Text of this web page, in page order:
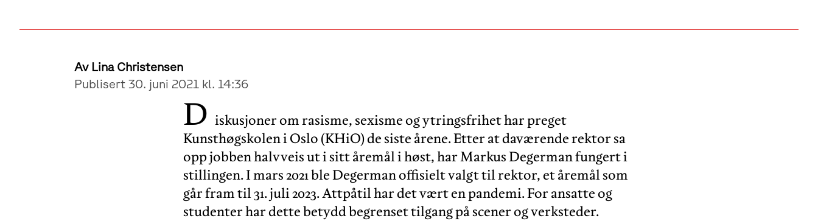
Av Lina Christensen
Publisert 30. juni 2021 kl. 14:36
D iskusjoner om rasisme, sexisme og ytringsfrihet har preget
Kunsthøgskolen i Oslo (KHiO) de siste årene. Etter at daværende rektor sa
opp jobben halvveis ut i sitt åremål i høst, har Markus Degerman fungert i
stillingen. I mars 2021 ble Degerman offisielt valgt til rektor, et åremål som
går fram til 31. juli 2023. Attpåtil har det vært en pandemi. For ansatte og
studenter har dette betydd begrenset tilgang på scener og verksteder.